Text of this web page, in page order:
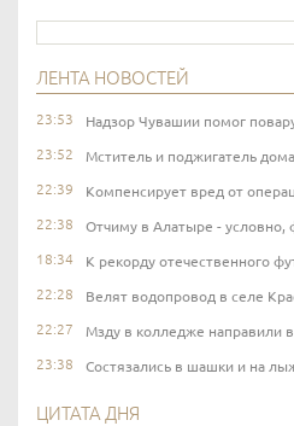
ЛЕНТА НОВОСТЕЙ
23:53 Надзор Чувашии помог
23:52 Мститель и поджигатель
22:39 Компенсирует вред от
22:38 Отчиму в Алатыре - условно,
18:34 К рекорду отечественного
22:28 Велят водопровод в селе
22:27 Мзду в колледже направили
23:38 Состязались в шашки и на
ЦИТАТА ДНЯ